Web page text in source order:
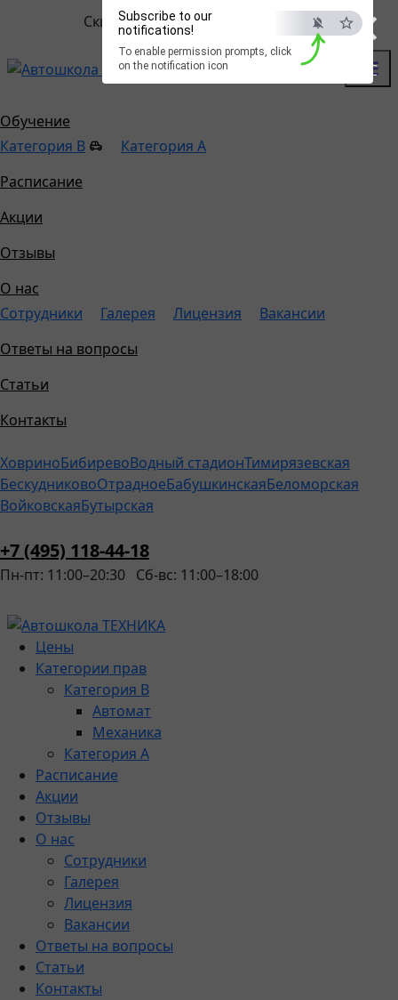
×
ESC
Subscribe to our
notifications!
To enable permission prompts, click
on the notification icon
Обучение
Категория B
Категория A
Расписание
Акции
Отзывы
О нас
Сотрудники
Галерея Лицензия
Вакансии
Ответы на вопросы
Статьи
Контакты
ХовриноБибиревоВодный стадионТимирязевская
БескудниковоОтрадноеБабушкинскаяБеломорская
ВойковскаяБутырская
+7 (495) 118-44-18
Пн-пт: 11:00–20:30 Сб-вс: 11:00–18:00
Цены
Категории прав
Категория B
Автомат
Механика
Категория A
Расписание
Акции
Отзывы
О нас
Сотрудники
Галерея
Лицензия
Вакансии
Ответы на вопросы
Статьи
Контакты
Скидка до 10000р.!
Цены Контакты